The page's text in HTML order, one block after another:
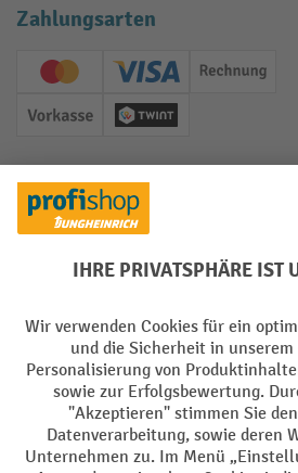
Zahlungsarten
Creditcard (Master)Creditcard (Visa)
Rechnung
Vorkasse Twint
Soziale Netzwerke
Facebook
YouTube
LinkedInInstagram
Sprachen
DE FR
AGB Impressum Datenschutz